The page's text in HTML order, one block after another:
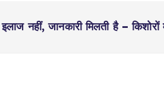
नहीं, जानकारी मिलती है –